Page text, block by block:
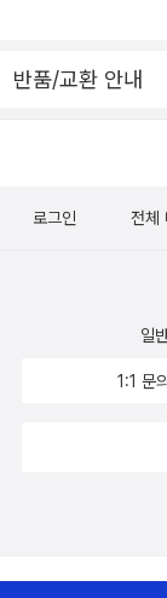
반품/교환 안내
로그인 전체
일
1:1 문의